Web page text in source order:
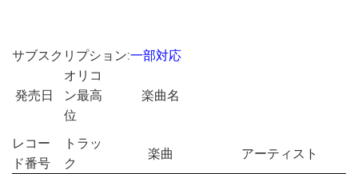
サブスクリプション:一部対応
発売日
オリコ
ン最高
位
楽曲名
レコー
ド番号
トラッ
ク
楽曲
アーティスト